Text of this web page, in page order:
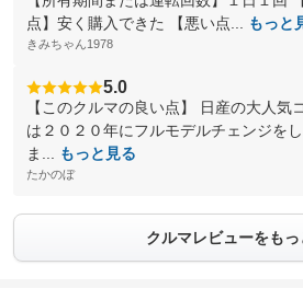
点】安く購入できた 【悪い点...
もっと
きみちゃん1978
5.0
【このクルマの良い点】 日産の大人気
は２０２０年にフルモデルチェンジを
ま...
もっと見る
たかのぼ
クルマレビューをもっ